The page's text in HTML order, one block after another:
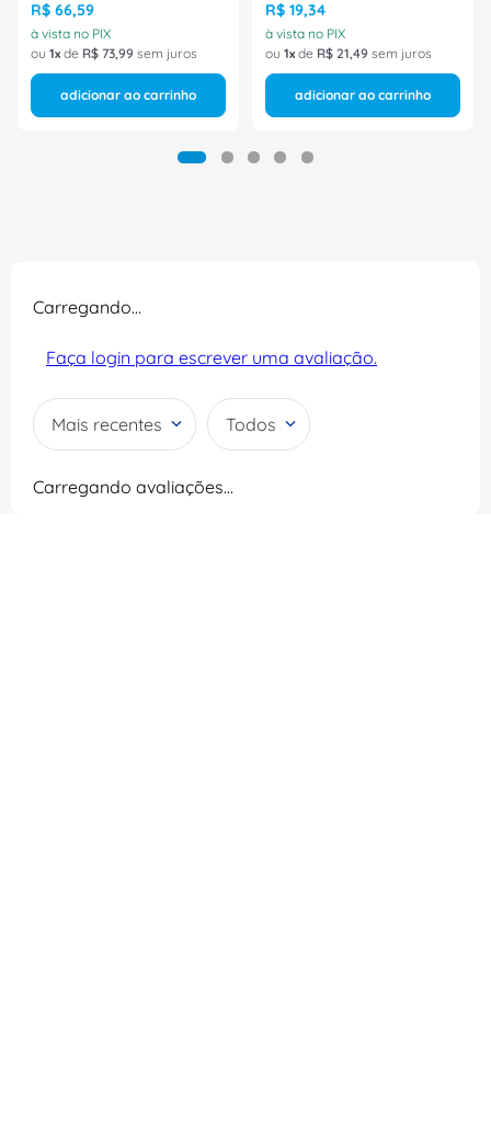
R$ 66,59
à vista no PIX
ou 1 de R$ 73,99 sem juros
adicionar ao carrinho
R$ 19,34
à vista no PIX
ou 1 de R$ 21,49 sem juros
adicionar ao carrinho
Carregando…
Faça login para escrever uma avaliação.
Mais recentes Todos
Carregando avaliações…